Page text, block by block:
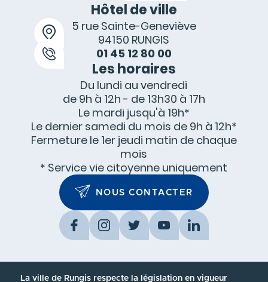
Hôtel de ville
5 rue Sainte-Geneviève
94150 RUNGIS
01 45 12 80 00
Les horaires
Du lundi au vendredi
de 9h à 12h - de 13h30 à 17h
Le mardi jusqu'à 19h*
Le dernier samedi du mois de 9h à 12h*
Fermeture le 1erjeudi matin de chaque
mois
* Service vie citoyenne uniquement
NOUS CONTACTER
FacebookInstagramTwitter YouTubeLinkedIn
La ville de Rungis respecte la législation en vigueur